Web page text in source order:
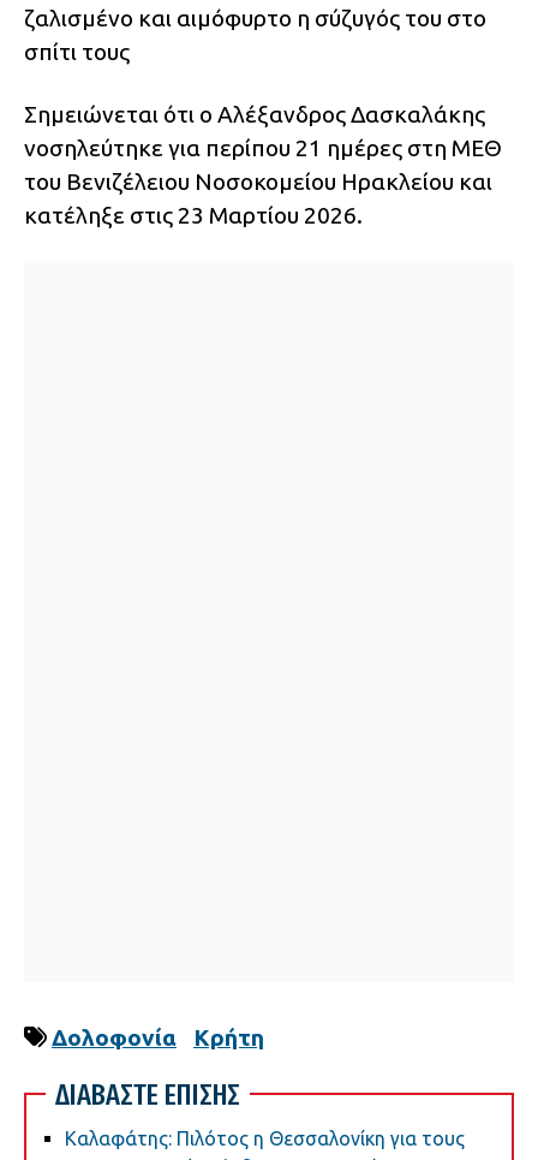
ζαλισμένο και αιμόφυρτο η σύζυγός του στο
σπίτι τους
Σημειώνεται ότι ο Αλέξανδρος Δασκαλάκης
νοσηλεύτηκε για περίπου 21 ημέρες στη ΜΕΘ
του Βενιζέλειου Νοσοκομείου Ηρακλείου και
κατέληξε στις 23 Μαρτίου 2026.
Δολοφονία Κρήτη
ΔΙΑΒΑΣΤΕ ΕΠΙΣΗΣ
Καλαφάτης: Πιλότος η Θεσσαλονίκη για τους